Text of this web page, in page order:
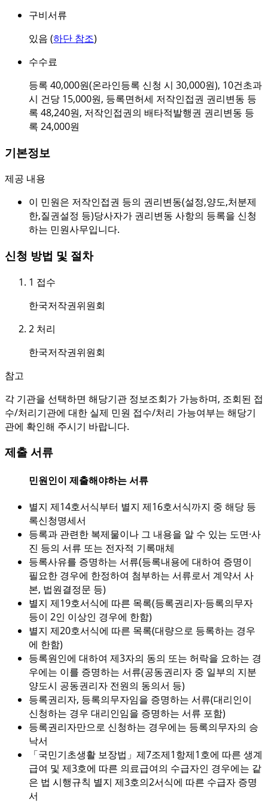
구비서류
있음 (하단 참조)
수수료
등록 40,000원(온라인등록 신청 시 30,000원), 10건초과
시 건당 15,000원, 등록면허세 저작인접권 권리변동 등
록 48,240원, 저작인접권의 배타적발행권 권리변동 등
록 24,000원
기본정보
제공 내용
이 민원은 저작인접권 등의 권리변동(설정,양도,처분제
한,질권설정 등)당사자가 권리변동 사항의 등록을 신청
하는 민원사무입니다.
신청 방법 및 절차
1 접수
한국저작권위원회
2 처리
한국저작권위원회
참고
각 기관을 선택하면 해당기관 정보조회가 가능하며, 조회된 접
수/처리기관에 대한 실제 민원 접수/처리 가능여부는 해당기
관에 확인해 주시기 바랍니다.
제출 서류
민원인이 제출해야하는 서류
별지 제14호서식부터 별지 제16호서식까지 중 해당 등
록신청명세서
등록과 관련한 복제물이나 그 내용을 알 수 있는 도면·사
진 등의 서류 또는 전자적 기록매체
등록사유를 증명하는 서류(등록내용에 대하여 증명이
필요한 경우에 한정하여 첨부하는 서류로서 계약서 사
본, 법원결정문 등)
별지 제19호서식에 따른 목록(등록권리자·등록의무자
등이 2인 이상인 경우에 한함)
별지 제20호서식에 따른 목록(대량으로 등록하는 경우
에 한함)
등록원인에 대하여 제3자의 동의 또는 허락을 요하는 경
우에는 이를 증명하는 서류(공동권리자 중 일부의 지분
양도시 공동권리자 전원의 동의서 등)
등록권리자, 등록의무자임을 증명하는 서류(대리인이
신청하는 경우 대리인임을 증명하는 서류 포함)
등록권리자만으로 신청하는 경우에는 등록의무자의 승
낙서
「국민기초생활 보장법」제7조제1항제1호에 따른 생계
급여 및 제3호에 따른 의료급여의 수급자인 경우에는 같
은 법 시행규칙 별지 제3호의2서식에 따른 수급자 증명
서